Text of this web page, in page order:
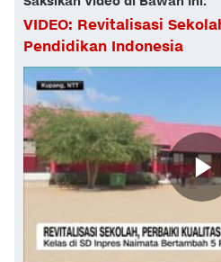
VIDEO: Revitalisasi
Pendidikan Indonesia